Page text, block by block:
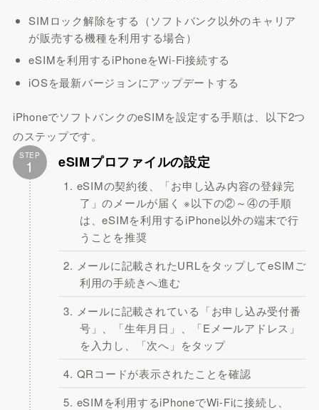
SIMロック解除をする（ソフトバンク以外のキャリア
が販売する機種を利用する場合）
eSIMを利用するiPhoneをWi-Fi接続する
iOSを最新バージョンにアップデートする
iPhoneでソフトバンクのeSIMを設定する手順は、以下2つ
のステップです。
STEP
1 eSIMプロファイルの設定
eSIMの契約後、「お申し込み内容の登録完
了」のメールが届く ※以下の②～④の手順
は、eSIMを利用するiPhone以外の端末で行
うことを推奨
メールに記載されたURLをタップしてeSIMご
利用の手続きへ進む
メールに記載されている「お申し込み受付番
号」、「生年月日」、「Eメールアドレス」
を入力し、「次へ」をタップ
QRコードが表示されたことを確認
eSIMを利用するiPhoneでWi-Fiに接続し、